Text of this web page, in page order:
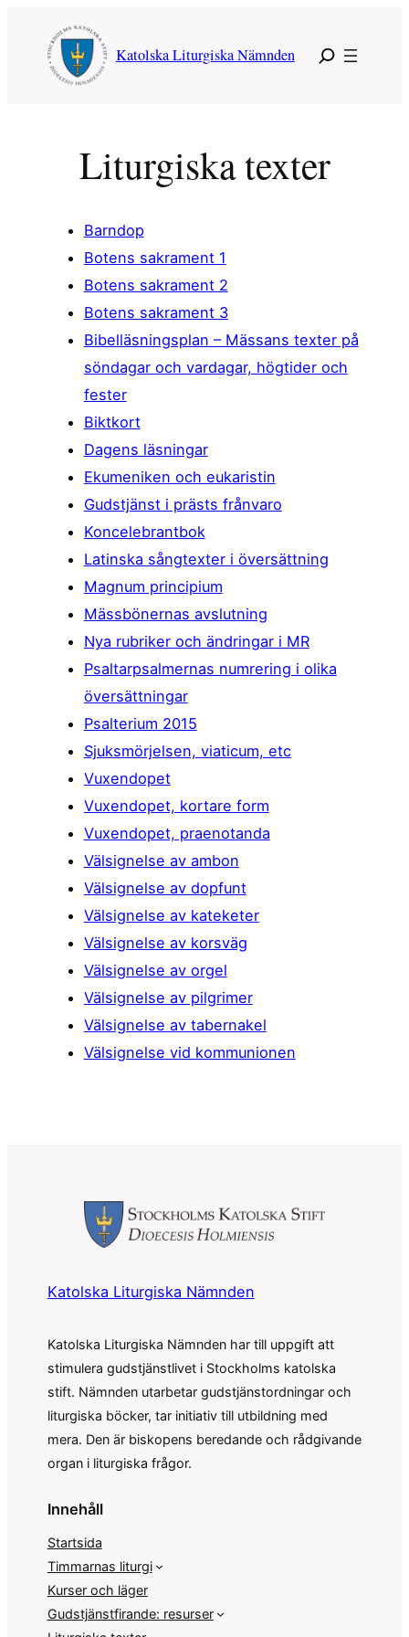
innehåll
Katolska Liturgiska Nämnden
Liturgiska texter
Barndop
Botens sakrament 1
Botens sakrament 2
Botens sakrament 3
Bibelläsningsplan – Mässans texter på
söndagar och vardagar, högtider och
fester
Biktkort
Dagens läsningar
Ekumeniken och eukaristin
Gudstjänst i prästs frånvaro
Koncelebrantbok
Latinska sångtexter i översättning
Magnum principium
Mässbönernas avslutning
Nya rubriker och ändringar i MR
Psaltarpsalmernas numrering i olika
översättningar
Psalterium 2015
Sjuksmörjelsen, viaticum, etc
Vuxendopet
Vuxendopet, kortare form
Vuxendopet, praenotanda
Välsignelse av ambon
Välsignelse av dopfunt
Välsignelse av kateketer
Välsignelse av korsväg
Välsignelse av orgel
Välsignelse av pilgrimer
Välsignelse av tabernakel
Välsignelse vid kommunionen
Katolska Liturgiska Nämnden
Katolska Liturgiska Nämnden har till uppgift att
stimulera gudstjänstlivet i Stockholms katolska
stift. Nämnden utarbetar gudstjänstordningar och
liturgiska böcker, tar initiativ till utbildning med
mera. Den är biskopens beredande och rådgivande
organ i liturgiska frågor.
Innehåll
Startsida
Timmarnas liturgi
Kurser och läger
Gudstjänstfirande: resurser